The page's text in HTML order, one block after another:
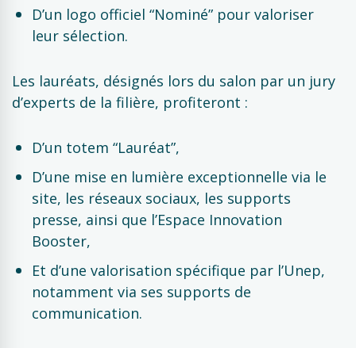
D’un logo officiel “Nominé” pour valoriser
leur sélection.
Les lauréats, désignés lors du salon par un jury
d’experts de la filière, profiteront :
D’un totem “Lauréat”,
D’une mise en lumière exceptionnelle via le
site, les réseaux sociaux, les supports
presse, ainsi que l’Espace Innovation
Booster,
Et d’une valorisation spécifique par l’Unep,
notamment via ses supports de
communication.